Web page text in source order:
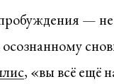
— не
, «вы всё ещё